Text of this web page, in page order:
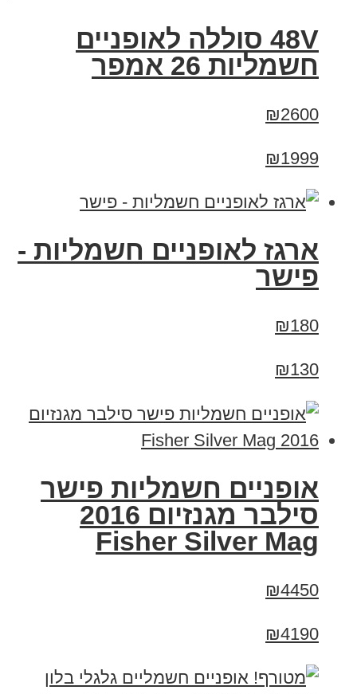
48V סוללה לאופניים
חשמליות 26 אמפר
₪2600
₪1999
ארגז לאופניים חשמליות -
פישר
₪180
₪130
אופניים חשמליות פישר
סילבר מגנזיום 2016
Fisher Silver Mag
₪4450
₪4190